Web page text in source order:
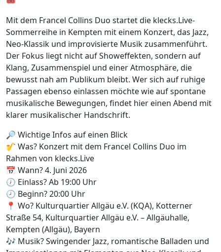
Mit dem Francel Collins Duo startet die klecks.Live-
Sommerreihe in Kempten mit einem Konzert, das Jazz,
Neo-Klassik und improvisierte Musik zusammenführt.
Der Fokus liegt nicht auf Showeffekten, sondern auf
Klang, Zusammenspiel und einer Atmosphäre, die
bewusst nah am Publikum bleibt. Wer sich auf ruhige
Passagen ebenso einlassen möchte wie auf spontane
musikalische Bewegungen, findet hier einen Abend mit
klarer musikalischer Handschrift.
🔎 Wichtige Infos auf einen Blick
🎷 Was? Konzert mit dem Francel Collins Duo im
Rahmen von klecks.Live
📅 Wann? 4. Juni 2026
🕖 Einlass? Ab 19:00 Uhr
🕗 Beginn? 20:00 Uhr
📍 Wo? Kulturquartier Allgäu e.V. (KQA), Kotterner
Straße 54, Kulturquartier Allgäu e.V. – Allgäuhalle,
Kempten (Allgäu), Bayern
🎶 Musik? Swingender Jazz, romantische Balladen und